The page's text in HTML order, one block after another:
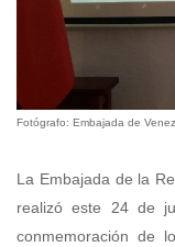
Fotógrafo: Embajada de
La Embajada de la
realizó este 24 de
conmemoración de